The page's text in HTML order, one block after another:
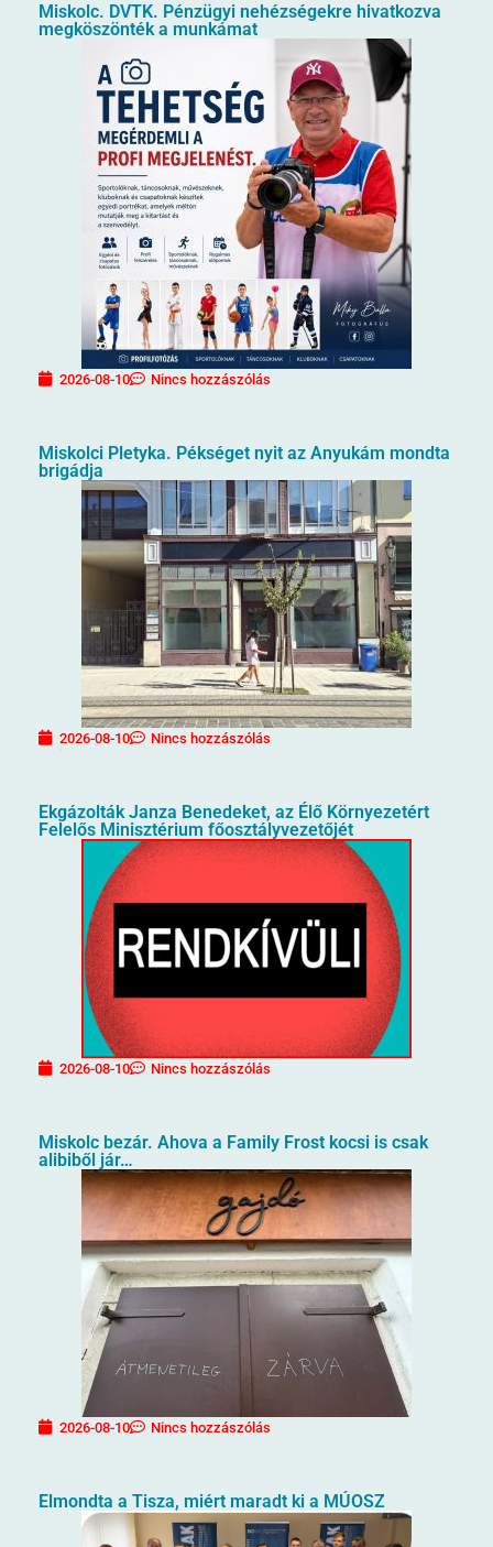
Miskolc. DVTK. Pénzügyi nehézségekre hivatkozva
megköszönték a munkámat
2026-08-10 Nincs hozzászólás
Miskolci Pletyka. Pékséget nyit az Anyukám mondta
brigádja
2026-08-10 Nincs hozzászólás
Ekgázolták Janza Benedeket, az Élő Környezetért
Felelős Minisztérium főosztályvezetőjét
2026-08-10 Nincs hozzászólás
Miskolc bezár. Ahova a Family Frost kocsi is csak
alibiből jár…
2026-08-10 Nincs hozzászólás
Elmondta a Tisza, miért maradt ki a MÚOSZ